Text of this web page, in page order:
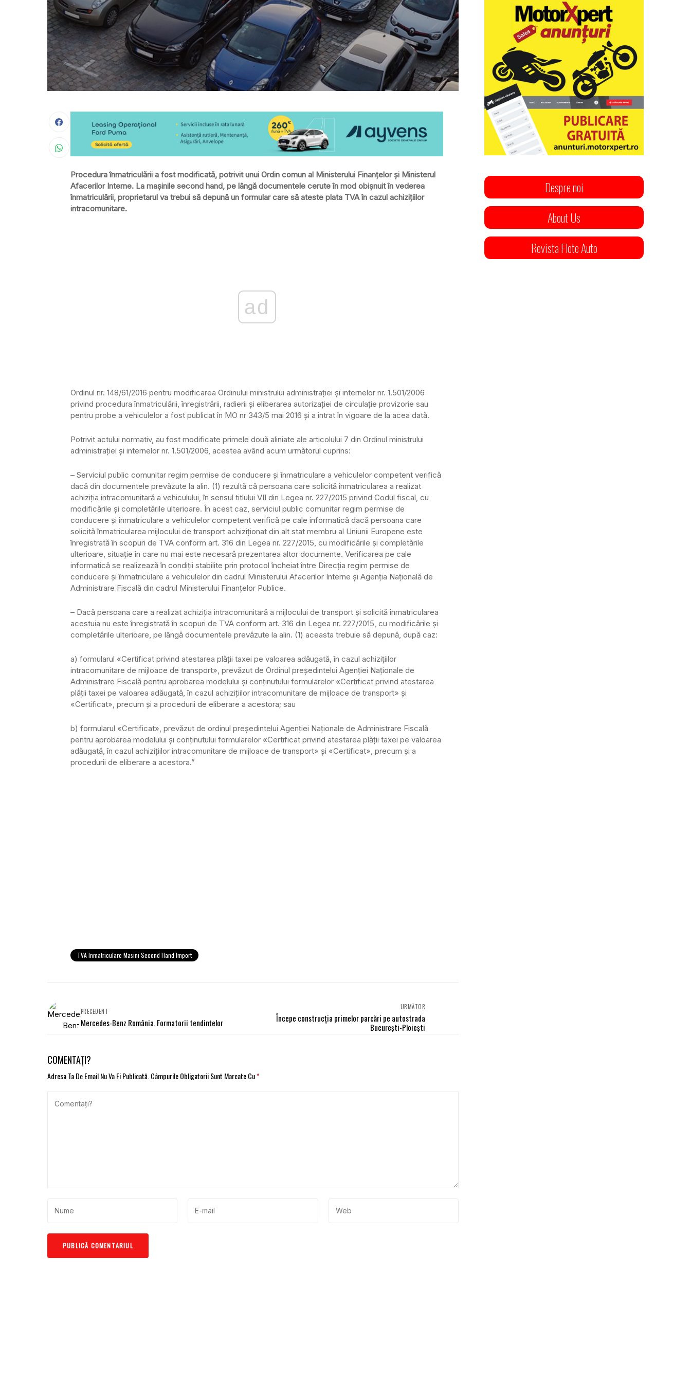
Procedura înmatriculării a fost modificată, potrivit unui Ordin comun al Ministerului Finanţelor şi Ministerul
Afacerilor Interne. La maşinile second hand, pe lângă documentele cerute în mod obişnuit în vederea
înmatriculării, proprietarul va trebui să depună un formular care să ateste plata TVA în cazul achiziţiilor
intracomunitare.
ad
Ordinul nr. 148/61/2016 pentru modificarea Ordinului ministrului administraţiei şi internelor nr. 1.501/2006
privind procedura înmatriculării, înregistrării, radierii şi eliberarea autorizaţiei de circulaţie provizorie sau
pentru probe a vehiculelor a fost publicat în MO nr 343/5 mai 2016 şi a intrat în vigoare de la acea dată.
Potrivit actului normativ, au fost modificate primele două aliniate ale articolului 7 din Ordinul ministrului
administraţiei şi internelor nr. 1.501/2006, acestea având acum următorul cuprins:
– Serviciul public comunitar regim permise de conducere şi înmatriculare a vehiculelor competent verifică
dacă din documentele prevăzute la alin. (1) rezultă că persoana care solicită înmatricularea a realizat
achiziţia intracomunitară a vehiculului, în sensul titlului VII din Legea nr. 227/2015 privind Codul fiscal, cu
modificările şi completările ulterioare. În acest caz, serviciul public comunitar regim permise de
conducere şi înmatriculare a vehiculelor competent verifică pe cale informatică dacă persoana care
solicită înmatricularea mijlocului de transport achiziţionat din alt stat membru al Uniunii Europene este
înregistrată în scopuri de TVA conform art. 316 din Legea nr. 227/2015, cu modificările şi completările
ulterioare, situaţie în care nu mai este necesară prezentarea altor documente. Verificarea pe cale
informatică se realizează în condiţii stabilite prin protocol încheiat între Direcţia regim permise de
conducere şi înmatriculare a vehiculelor din cadrul Ministerului Afacerilor Interne şi Agenţia Naţională de
Administrare Fiscală din cadrul Ministerului Finanţelor Publice.
– Dacă persoana care a realizat achiziţia intracomunitară a mijlocului de transport şi solicită înmatricularea
acestuia nu este înregistrată în scopuri de TVA conform art. 316 din Legea nr. 227/2015, cu modificările şi
completările ulterioare, pe lângă documentele prevăzute la alin. (1) aceasta trebuie să depună, după caz:
a) formularul «Certificat privind atestarea plăţii taxei pe valoarea adăugată, în cazul achiziţiilor
intracomunitare de mijloace de transport», prevăzut de Ordinul preşedintelui Agenţiei Naţionale de
Administrare Fiscală pentru aprobarea modelului şi conţinutului formularelor «Certificat privind atestarea
plăţii taxei pe valoarea adăugată, în cazul achiziţiilor intracomunitare de mijloace de transport» şi
«Certificat», precum şi a procedurii de eliberare a acestora; sau
b) formularul «Certificat», prevăzut de ordinul preşedintelui Agenţiei Naţionale de Administrare Fiscală
pentru aprobarea modelului şi conţinutului formularelor «Certificat privind atestarea plăţii taxei pe valoarea
adăugată, în cazul achiziţiilor intracomunitare de mijloace de transport» şi «Certificat», precum şi a
procedurii de eliberare a acestora.”
TVA Inmatriculare Masini Second Hand Import
PRECEDENT
Mercedes-Benz România. Formatorii tendințelor
URMĂTOR
Începe construcţia primelor parcări pe autostrada
Bucureşti-Ploieşti
COMENTAȚI?
Adresa Ta De Email Nu Va Fi Publicată. Câmpurile Obligatorii Sunt Marcate Cu*
Despre noi
About Us
Revista Flote Auto